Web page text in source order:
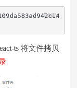
Copy
ts 将文件拷贝